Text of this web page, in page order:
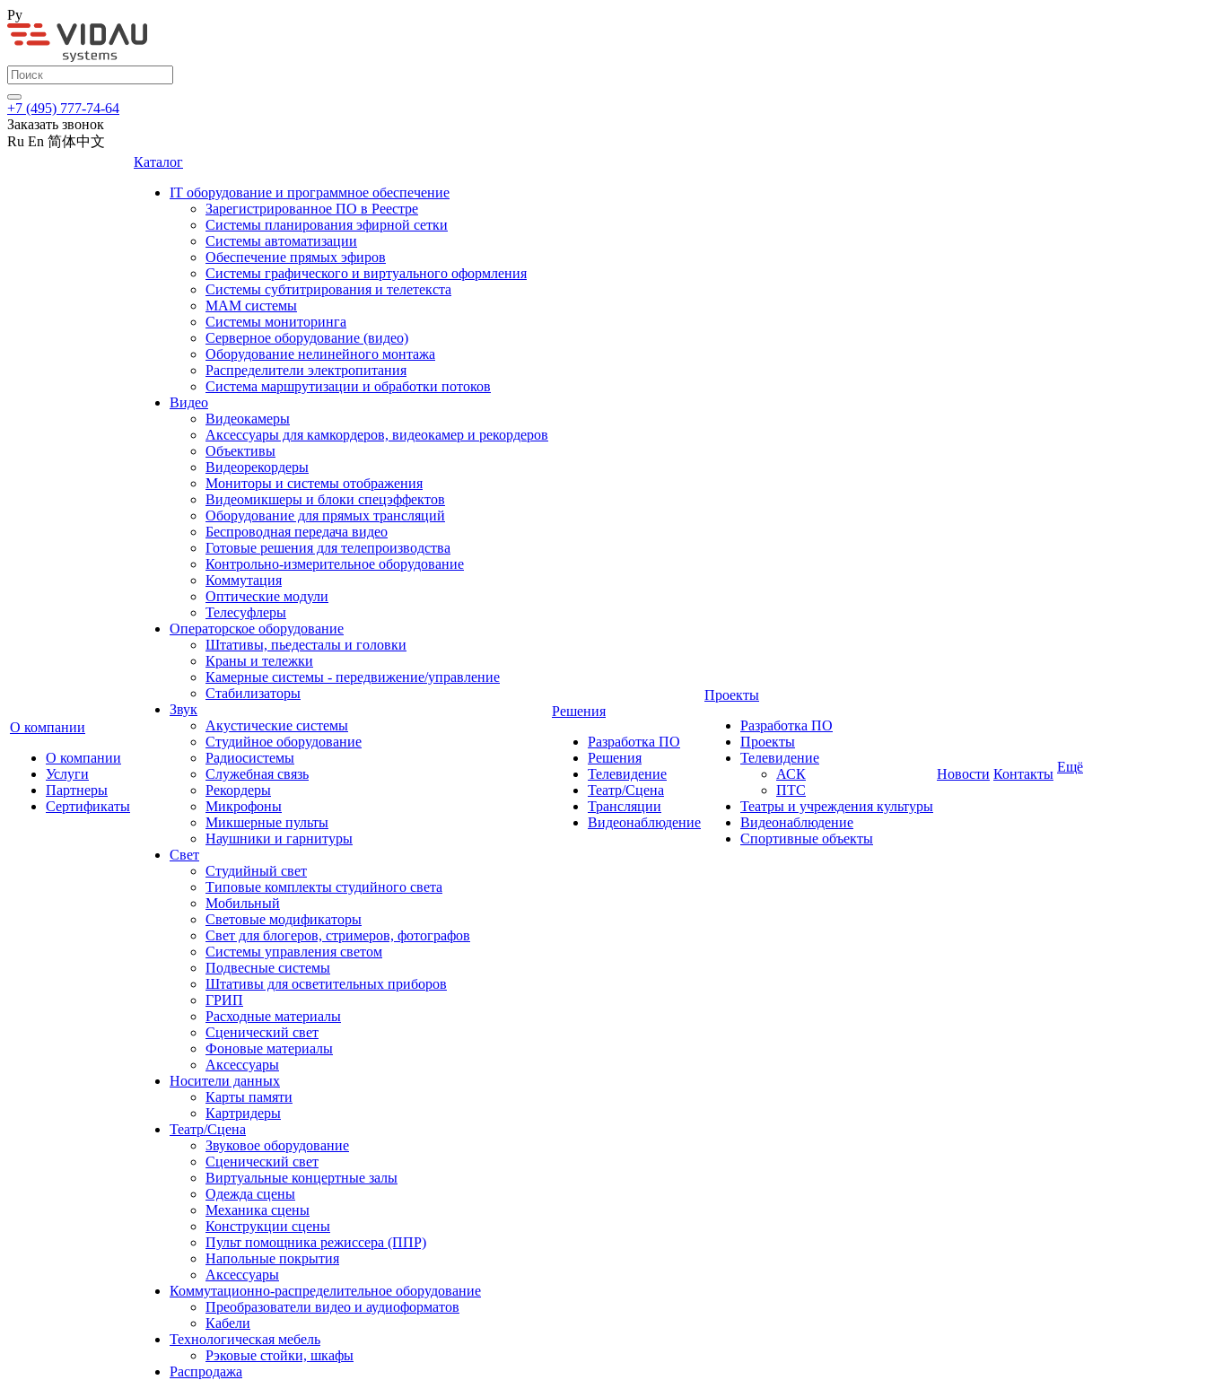
Ру
+7 (495) 777-74-64
Заказать звонок
Ru En 简体中文
О компании
О компании
Услуги
Партнеры
Сертификаты
Каталог
IT оборудование и программное обеспечение
Зарегистрированное ПО в Реестре
Системы планирования эфирной сетки
Системы автоматизации
Обеспечение прямых эфиров
Системы графического и виртуального оформления
Системы субтитрирования и телетекста
MAM системы
Системы мониторинга
Серверное оборудование (видео)
Оборудование нелинейного монтажа
Распределители электропитания
Система маршрутизации и обработки потоков
Видео
Видеокамеры
Аксессуары для камкордеров, видеокамер и рекордеров
Объективы
Видеорекордеры
Мониторы и системы отображения
Видеомикшеры и блоки спецэффектов
Оборудование для прямых трансляций
Беспроводная передача видео
Готовые решения для телепроизводства
Контрольно-измерительное оборудование
Коммутация
Оптические модули
Телесуфлеры
Операторское оборудование
Штативы, пьедесталы и головки
Краны и тележки
Камерные системы - передвижение/управление
Стабилизаторы
Звук
Акустические системы
Студийное оборудование
Радиосистемы
Служебная связь
Рекордеры
Микрофоны
Микшерные пульты
Наушники и гарнитуры
Свет
Студийный свет
Типовые комплекты студийного света
Мобильный
Световые модификаторы
Свет для блогеров, стримеров, фотографов
Системы управления светом
Подвесные системы
Штативы для осветительных приборов
ГРИП
Расходные материалы
Сценический свет
Фоновые материалы
Аксессуары
Носители данных
Карты памяти
Картридеры
Театр/Сцена
Звуковое оборудование
Сценический свет
Виртуальные концертные залы
Одежда сцены
Механика сцены
Конструкции сцены
Пульт помощника режиссера (ППР)
Напольные покрытия
Аксессуары
Коммутационно-распределительное оборудование
Преобразователи видео и аудиоформатов
Кабели
Технологическая мебель
Рэковые стойки, шкафы
Распродажа
Решения
Разработка ПО
Решения
Телевидение
Театр/Сцена
Трансляции
Видеонаблюдение
Проекты
Разработка ПО
Проекты
Телевидение
АСК
ПТС
Театры и учреждения культуры
Видеонаблюдение
Спортивные объекты
Новости Контакты Ещё